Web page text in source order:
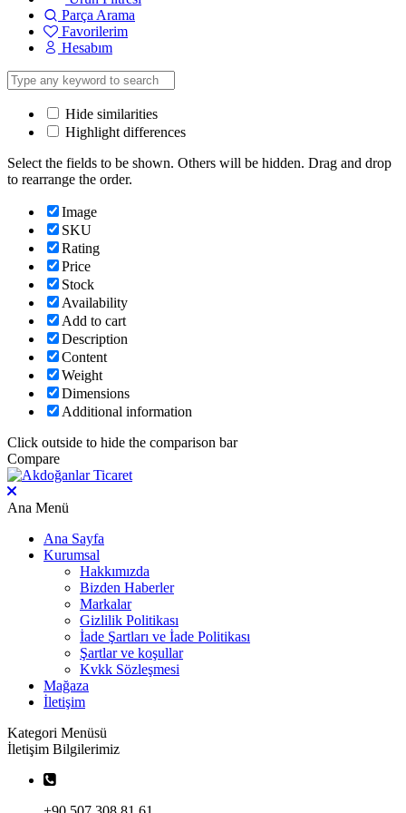
Parça Arama
Favorilerim
Hesabım
Hide similarities
Highlight differences
Select the fields to be shown. Others will be hidden. Drag and drop
to rearrange the order.
Image
SKU
Rating
Price
Stock
Availability
Add to cart
Description
Content
Weight
Dimensions
Additional information
Click outside to hide the comparison bar
Compare
Ana Menü
Ana Sayfa
Kurumsal
Hakkımızda
Bizden Haberler
Markalar
Gizlilik Politikası
İade Şartları ve İade Politikası
Şartlar ve koşullar
Kvkk Sözleşmesi
Mağaza
İletişim
Kategori Menüsü
İletişim Bilgilerimiz